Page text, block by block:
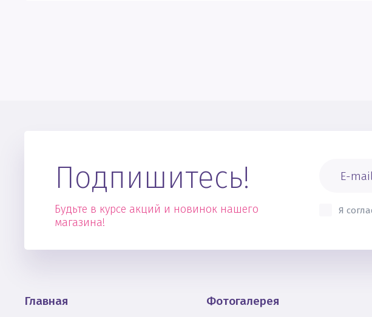
Подпишитесь!
Будьте в курсе акций и новинок нашего
магазина!
Я
Главная
Фотогалерея